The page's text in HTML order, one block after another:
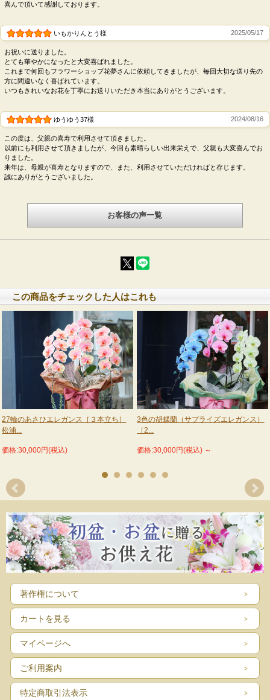
喜んで頂いて感謝しております。
いもかりんとう様 2025/05/17
お祝いに送りました。
とても華やかになったと大変喜ばれました。
これまで何回もフラワーショップ花夢さんに依頼してきましたが、毎回大切な送り先の
方に間違いなく喜ばれています。
いつもきれいなお花を丁寧にお送りいただき本当にありがとうございます。
ゆうゆう37様 2024/08/16
この度は、父親の喜寿で利用させて頂きました。
以前にも利用させて頂きましたが、今回も素晴らしい出来栄えで、父親も大変喜んでお
りました。
来年は、母親が喜寿となりますので、また、利用させていただければと存じます。
誠にありがとうございました。
お客様の声一覧
この商品をチェックした人はこれも
27輪のあさひエレガンス［３本立ち］
松浦...
価格:30,000円(税込)
3色の胡蝶蘭（サプライズエレガンス）
［2...
価格:30,000円(税込) ～
著作権について
カートを見る
マイページへ
ご利用案内
特定商取引法表示